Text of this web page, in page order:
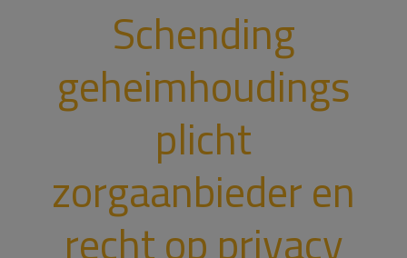
Schending
geheimhoudings
plicht
zorgaanbieder en
recht op privacy